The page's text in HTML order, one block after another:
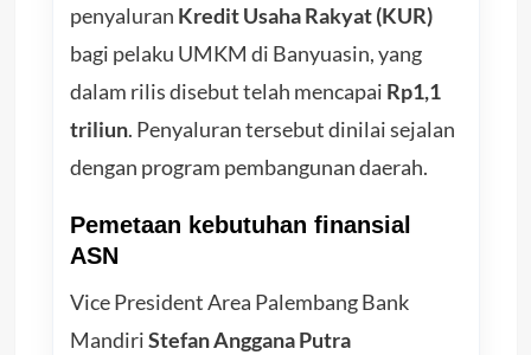
penyaluran Kredit Usaha Rakyat (KUR)
bagi pelaku UMKM di Banyuasin, yang
dalam rilis disebut telah mencapai Rp1,1
triliun. Penyaluran tersebut dinilai sejalan
dengan program pembangunan daerah.
Pemetaan kebutuhan finansial
ASN
Vice President Area Palembang Bank
MandiriStefan Anggana Putra